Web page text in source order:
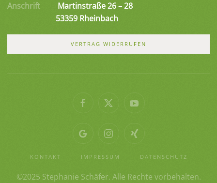
Anschrift
Martinstraße 26 – 28
53359 Rheinbach
VERTRAG WIDERRUFEN
KONTAKT IMPRESSUM DATENSCHUTZ
©2025 Stephanie Schäfer. Alle Rechte vorbehalten.